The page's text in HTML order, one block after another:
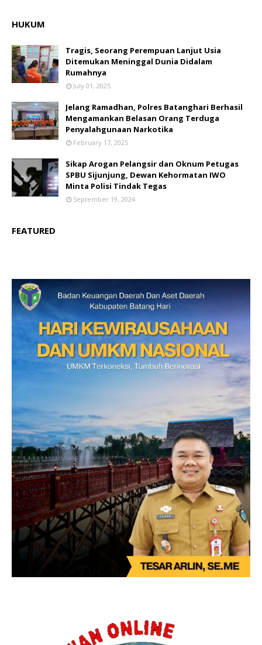
HUKUM
Tragis, Seorang Perempuan Lanjut Usia
Ditemukan Meninggal Dunia Didalam
Rumahnya
July 01, 2025
Jelang Ramadhan, Polres Batanghari Berhasil
Mengamankan Belasan Orang Terduga
Penyalahgunaan Narkotika
February 17, 2025
Sikap Arogan Pelangsir dan Oknum Petugas
SPBU Sijunjung, Dewan Kehormatan IWO
Minta Polisi Tindak Tegas
September 19, 2024
FEATURED